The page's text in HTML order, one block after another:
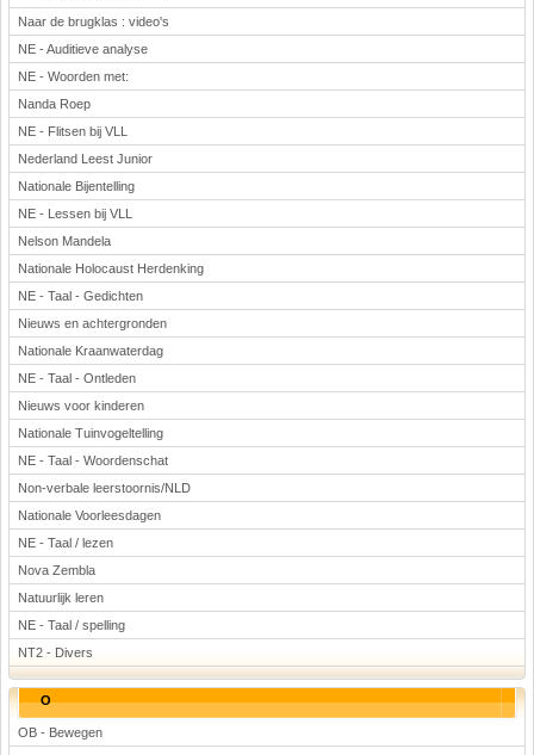
Naar de brugklas : video's
NE - Auditieve analyse
NE - Woorden met:
Nanda Roep
NE - Flitsen bij VLL
Nederland Leest Junior
Nationale Bijentelling
NE - Lessen bij VLL
Nelson Mandela
Nationale Holocaust Herdenking
NE - Taal - Gedichten
Nieuws en achtergronden
Nationale Kraanwaterdag
NE - Taal - Ontleden
Nieuws voor kinderen
Nationale Tuinvogeltelling
NE - Taal - Woordenschat
Non-verbale leerstoornis/NLD
Nationale Voorleesdagen
NE - Taal / lezen
Nova Zembla
Natuurlijk leren
NE - Taal / spelling
NT2 - Divers
O
OB - Bewegen